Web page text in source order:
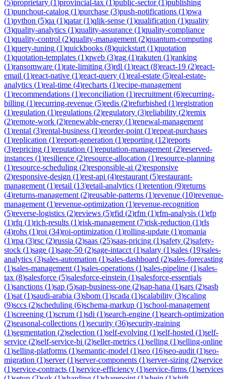
(5)proprietary (1)provincial-tax (1)public-sector(1)publishing
(1)punchout-catalog (1)purchase (3)push-notifications (1)pwa
(1)python (5)qa (1)qatar(1)qlik-sense (1)qualification (1)quality
(3)quality-analytics (1)quality-assurance (1)quality-compliance
(1)quality-control (2)quality-management (2)quantum-computing
(1)query-tuning (1)quickbooks (8)quickstart (1)quotation
(1)quotation-templates (1)qweb (3)rag (1)rakuten (1)ranking
(1)ransomware (1)rate-limiting (3)rdl (1)react (8)react-19 (2)react-
email (1)react-native (1)react-query (1)real-estate (5)real-estate-
analytics (1)real-time (4)recharts (1)recipe-management
(1)recommendations (1)reconciliation (1)recruitment (6)recurring-
billing (1)recurring-revenue (5)redis (2)refurbished (1)registration
(1)regulation (1)regulations (2)regulatory (3)reliability (2)remix
(2)remote-work (2)renewable-energy (1)renewal-management
(1)rental (3)rental-business (1)reorder-point (1)repeat-purchases
(1)replication (1)report-generation (1)reporting (12)reports
(3)repricing (1)reputation (1)reputation-management (2)reserved-
instances (1)resilience (2)resource-allocation (1)resource-planning
(1)resource-scheduling (2)responsible-ai (2)responsive
(2)responsive-design (1)rest-api (4)restaurant (5)restaurant-
management (1)retail (13)retail-analytics (1)retention (9)returns
(4)returns-management (2)reusable-patterns (1)revenue (10)revenue-
management (1)revenue-optimization (1)revenue-recognition
(5)reverse-logistics (2)reviews (5)rfid (2)rfm (1)rfm-analysis (1)rfp
(1)rfq (1)rich-results (1)risk-management (7)risk-reduction (1)rls
(4)rohs (1)roi (34)roi-optimization (1)rolling-update (1)romania
(1)rpa (3)rsc (2)russia (2)saas (25)saas-pricing (1)safety (2)safety-
stock (1)sage (1)sage-50 (2)sage-intacct (1)salary (1)sales (19)sales-
analytics (3)sales-automation (1)sales-dashboard (2)sales-forecasting
(1)sales-management (1)sales-operations (1)sales-pipeline (1)sales-
tax (8)salesforce (5)salesforce-einstein (1)salesforce-essentials
(1)sanctions (1)sap (5)sap-business-one (2)sap-hana (1)sars (2)sasb
(1)sat (1)saudi-arabia (3)sbom (1)scada (1)scalability (3)scaling
(9)sccs (2)scheduling (6)schema-markup (1)school-management
(1)screening (1)scrum (1)sdi (1)search-engine (1)search-optimization
(2)seasonal-collections (1)security (36)security-training
(1)segmentation (2)selection (1)self-evolving (1)self-hosted (1)self-
service (2)self-service-bi (2)seller-metrics (1)selling (1)selling-online
(1)selling-platforms (1)semantic-model (1)seo (16)seo-audit (1)seo-
migration (1)server(1)server-components (1)server-sizing (2)service
(1)service-contracts (1)service-efficiency (1)service-firms (1)services